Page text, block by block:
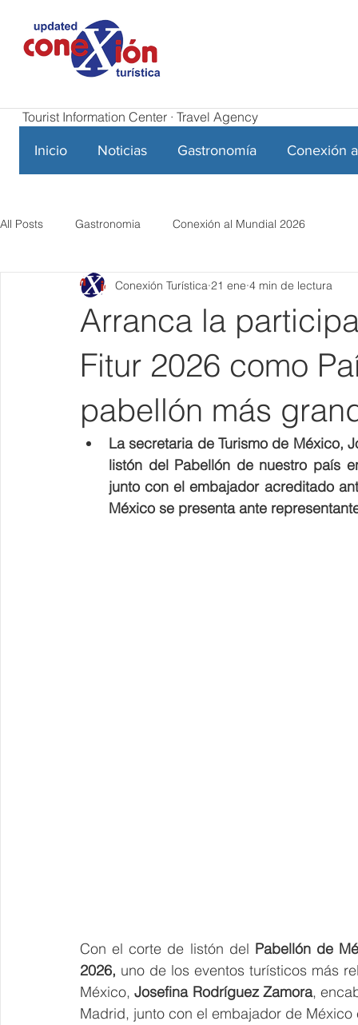
Tourist Information Center · Travel Agency
Inicio Noticias Gastronomía Conexión
All Posts Gastronomia Conexión al Mundial 2026
Arranca la
Fitur 2026 como
pabellón más
Conexión Turística 21 ene 4 min de lectura
La secretaria de Turismo de México,
listón del Pabellón de nuestro país
junto con el embajador acreditado
México se presenta ante
Con el corte de listón del Pabellón de
2026, uno de los eventos turísticos más
México, Josefina Rodríguez Zamora,
Madrid, junto con el embajador de